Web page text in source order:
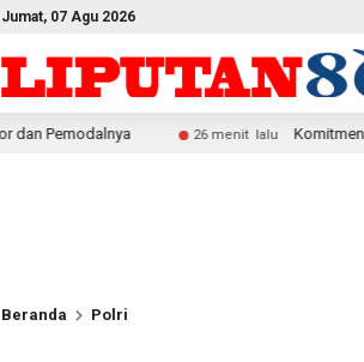
Jumat, 07 Agu 2026
26 menit lalu Komitmen Tertibkan Knalpot Tak
Beranda Polri